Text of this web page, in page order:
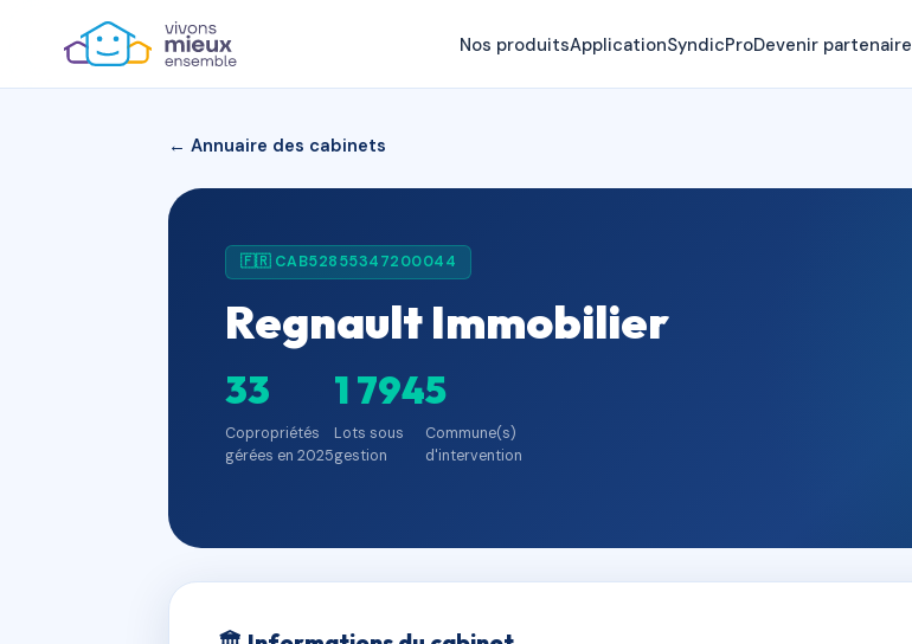
Nos produitsApplicationSyndicProDevenir partenaire
← Annuaire des cabinets
🇫🇷 CAB52855347200044
Regnault Immobilier
33
Copropriétés
gérées en 2025
1 794
Lots sous
gestion
5
Commune(s)
d'intervention